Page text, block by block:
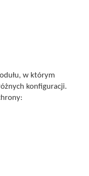
w którym
konfiguracji.